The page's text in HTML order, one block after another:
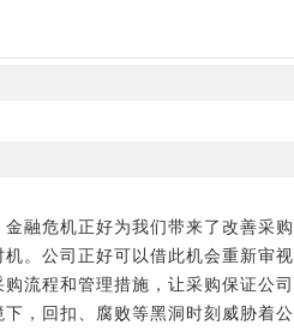
融危机正好为我们带来了改善采购
。公司正好可以借此机会重新审视
流程和管理措施，让采购保证公司
，回扣、腐败等黑洞时刻威胁着公